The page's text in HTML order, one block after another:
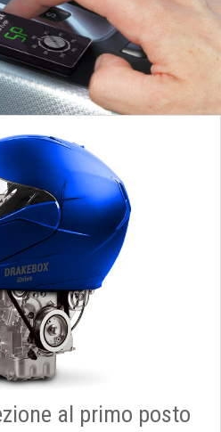
al primo posto